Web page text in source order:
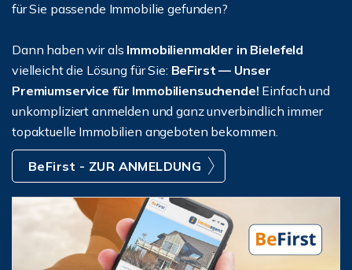
für Sie passende Immobilie gefunden?
Dann haben wir als Immobilienmakler in Bielefeld
vielleicht die Lösung für Sie: BeFirst — Unser
Premiumservice für Immobiliensuchende! Einfach und
unkompliziert anmelden und ganz unverbindlich immer
topaktuelle Immobilien angeboten bekommen.
BeFirst - ZUR ANMELDUNG